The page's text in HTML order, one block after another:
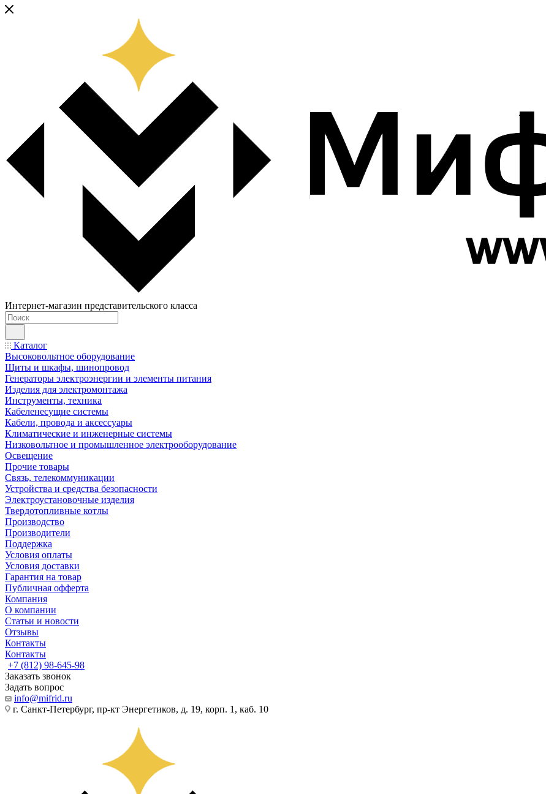
Интернет-магазин представительского класса
Каталог
Высоковольтное оборудование
Щиты и шкафы, шинопровод
Генераторы электроэнергии и элементы питания
Изделия для электромонтажа
Инструменты, техника
Кабеленесущие системы
Кабели, провода и аксессуары
Климатические и инженерные системы
Низковольтное и промышленное электрооборудование
Освещение
Прочие товары
Связь, телекоммуникации
Устройства и средства безопасности
Электроустановочные изделия
Твердотопливные котлы
Производство
Производители
Поддержка
Условия оплаты
Условия доставки
Гарантия на товар
Публичная офферта
Компания
О компании
Статьи и новости
Отзывы
Контакты
Контакты
+7 (812) 98-645-98
Заказать звонок
Задать вопрос
info@mifrid.ru
г. Санкт-Петербург, пр-кт Энергетиков, д. 19, корп. 1, каб. 10